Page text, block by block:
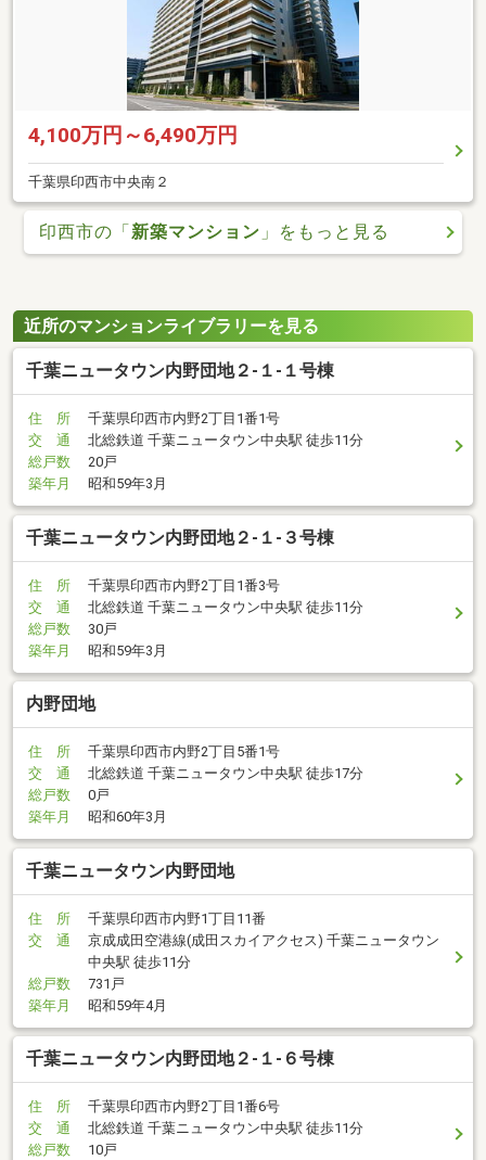
4,100万円～6,490万円
千葉県印西市中央南２
印西市の「 新築マンション 」をもっと見る
近所のマンションライブラリーを見る
千葉ニュータウン内野団地２-１-１号棟
住 所
千葉県印西市内野2丁目1番1号
交 通
北総鉄道 千葉ニュータウン中央駅 徒歩11分
総戸数
20戸
築年月
昭和59年3月
千葉ニュータウン内野団地２-１-３号棟
住 所
千葉県印西市内野2丁目1番3号
交 通
北総鉄道 千葉ニュータウン中央駅 徒歩11分
総戸数
30戸
築年月
昭和59年3月
内野団地
住 所
千葉県印西市内野2丁目5番1号
交 通
北総鉄道 千葉ニュータウン中央駅 徒歩17分
総戸数
0戸
築年月
昭和60年3月
千葉ニュータウン内野団地
住 所
千葉県印西市内野1丁目11番
交 通
京成成田空港線(成田スカイアクセス) 千葉ニュータウン
中央駅 徒歩11分
総戸数
731戸
築年月
昭和59年4月
千葉ニュータウン内野団地２-１-６号棟
住 所
千葉県印西市内野2丁目1番6号
交 通
北総鉄道 千葉ニュータウン中央駅 徒歩11分
総戸数
10戸